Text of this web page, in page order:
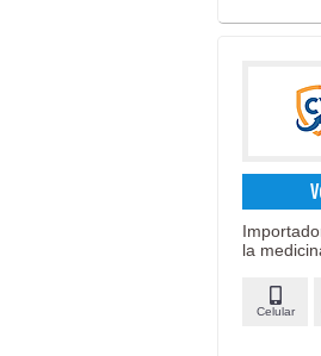
la
Celular